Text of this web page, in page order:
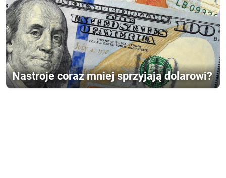
Nastroje coraz mniej sprzyjają dolarowi?